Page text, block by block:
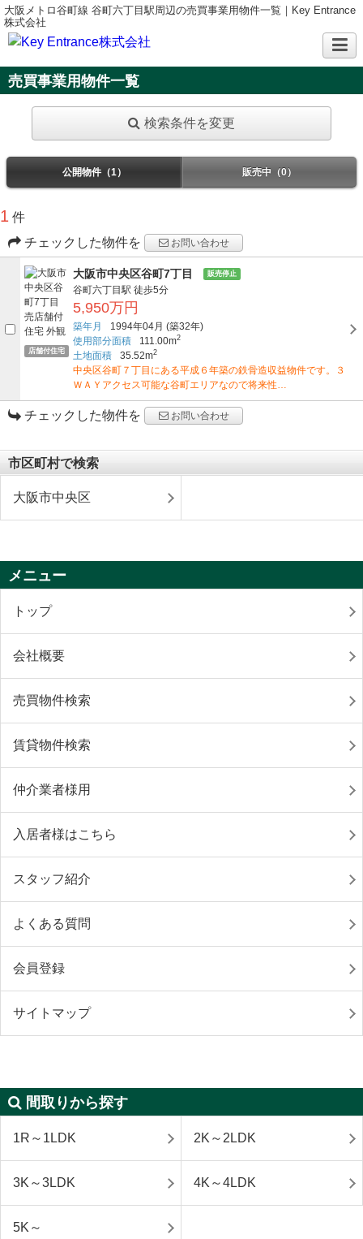
大阪メトロ谷町線 谷町六丁目駅周辺の売買事業用物件一覧｜Key Entrance
株式会社
売買事業用物件一覧
検索条件を変更
公開物件（1） 販売中（0）
1 件
チェックした物件を
お問い合わせ
店舗付住宅
大阪市中央区谷町7丁目 販売停止
谷町六丁目駅 徒歩5分
5,950万円
築年月 1994年04月 (築32年)
使用部分面積
111.00m2
土地面積 35.52m2
中央区谷町７丁目にある平成６年築の鉄骨造収益物件です。３
ＷＡＹアクセス可能な谷町エリアなので将来性…
チェックした物件を お問い合わせ
市区町村で検索
大阪市中央区
メニュー
トップ
会社概要
売買物件検索
賃貸物件検索
仲介業者様用
入居者様はこちら
スタッフ紹介
よくある質問
会員登録
サイトマップ
間取りから探す
1R～1LDK 2K～2LDK
3K～3LDK 4K～4LDK
5K～